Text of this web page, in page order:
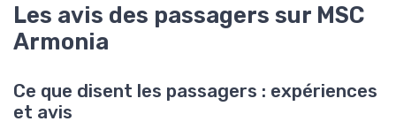
Les avis des passagers sur MSC
Armonia
Ce que disent les passagers : expériences
et avis